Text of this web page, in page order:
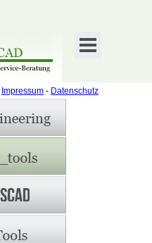
Impressum- Datenschutz